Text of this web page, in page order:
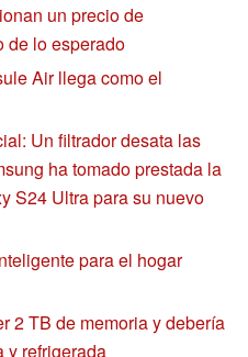
un precio de
de lo esperado
Air llega como el
Un filtrador desata las
ha tomado prestada la
S24 Ultra para su nuevo
para el hogar
2 TB de memoria y debería
y refrigerada